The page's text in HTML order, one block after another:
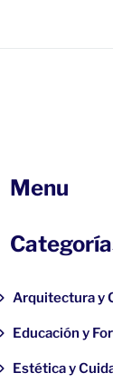
Menu
Arquitectura y
Educación y
Estética y